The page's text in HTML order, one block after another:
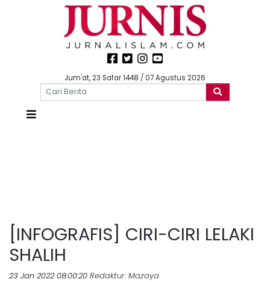
Jum'at, 23 Safar 1448 / 07 Agustus 2026
[INFOGRAFIS] CIRI-CIRI LELAKI
SHALIH
23 Jan 2022 08:00:20 Redaktur: Mazaya